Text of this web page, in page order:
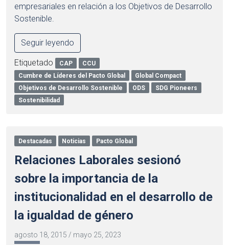
empresariales en relación a los Objetivos de Desarrollo
Sostenible.
Seguir leyendo
Etiquetado CAP
CCU
Cumbre de Líderes del Pacto Global
Global Compact
Objetivos de Desarrollo Sostenible
ODS
SDG Pioneers
Sostenibilidad
Destacadas Noticias Pacto Global
Relaciones Laborales sesionó
sobre la importancia de la
institucionalidad en el desarrollo de
la igualdad de género
agosto 18, 2015 / mayo 25, 2023